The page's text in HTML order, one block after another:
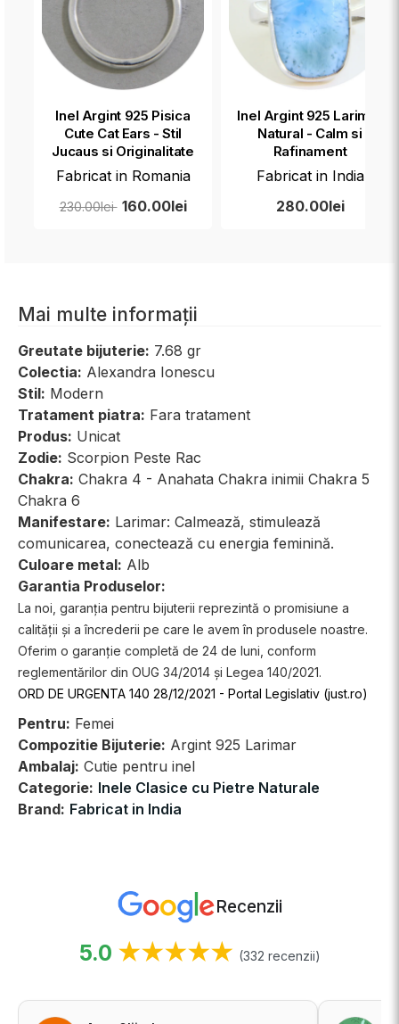
Inel Argint 925 Pisica
Cute Cat Ears - Stil
Jucaus si Originalitate
Fabricat in Romania
230.00lei 160.00lei
Inel Argint 925 Larimar
Natural - Calm si
Rafinament
Fabricat in India
280.00lei
Mai multe informații
Greutate bijuterie: 7.68 gr
Colectia: Alexandra Ionescu
Stil: Modern
Tratament piatra: Fara tratament
Produs: Unicat
Zodie: Scorpion Peste Rac
Chakra: Chakra 4 - Anahata Chakra inimii Chakra 5
Chakra 6
Manifestare: Larimar: Calmează, stimulează
comunicarea, conectează cu energia feminină.
Culoare metal: Alb
Garantia Produselor:
La noi, garanția pentru bijuterii reprezintă o promisiune a
calității și a încrederii pe care le avem în produsele noastre.
Oferim o garanție completă de 24 de luni, conform
reglementărilor din OUG 34/2014 și Legea 140/2021.
ORD DE URGENTA 140 28/12/2021 - Portal Legislativ (just.ro)
Pentru: Femei
Compozitie Bijuterie: Argint 925 Larimar
Ambalaj: Cutie pentru inel
Categorie: Inele Clasice cu Pietre Naturale
Brand: Fabricat in India
Recenzii
5.0 ★★★★★ (332 recenzii)